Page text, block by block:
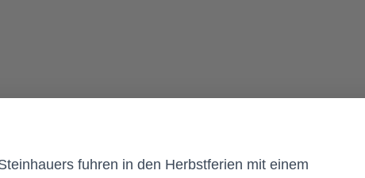
fuhren in den Herbstferien mit einem